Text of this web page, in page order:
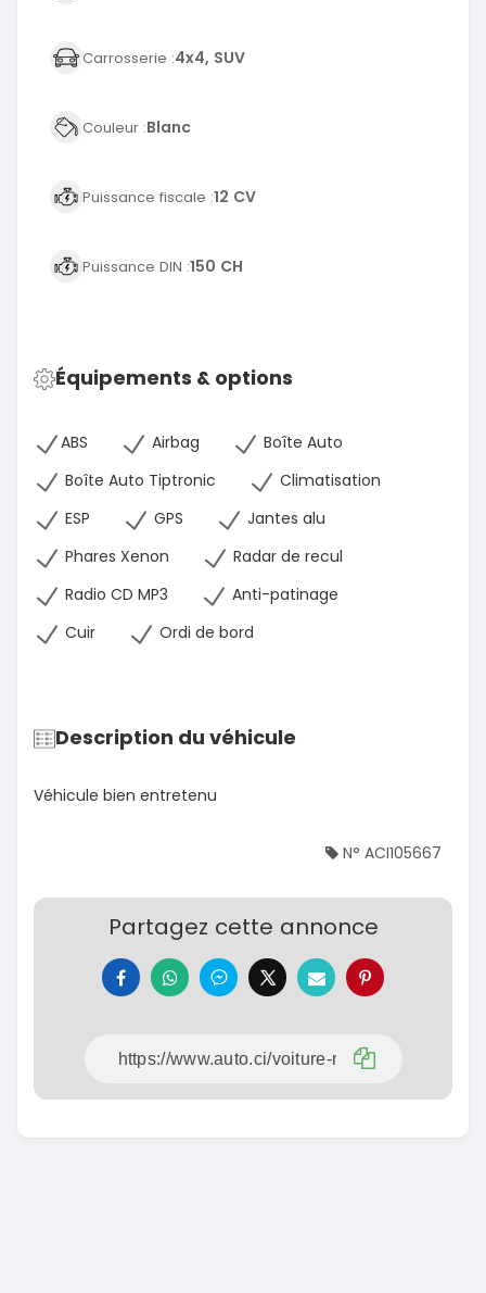
Carrosserie :4x4, SUV
Couleur :Blanc
Puissance fiscale :12 CV
Puissance DIN :150 CH
Équipements & options
ABS Airbag
Boîte Auto
Boîte Auto Tiptronic
Climatisation
ESP
GPS
Jantes alu
Phares Xenon
Radar de recul
Radio CD MP3
Anti-patinage
Cuir
Ordi de bord
Description du véhicule
Véhicule bien entretenu
N° ACI105667
Partagez cette annonce